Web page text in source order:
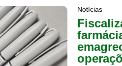
Notícias